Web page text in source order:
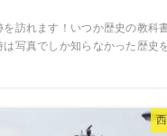
訪れます！いつか歴史の教科
写真でしか知らなかった歴史